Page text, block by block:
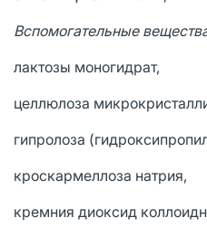
Вспомогательные
лактозы моногидрат,
целлюлоза
гипролоза
кроскармеллоза натрия,
кремния диоксид